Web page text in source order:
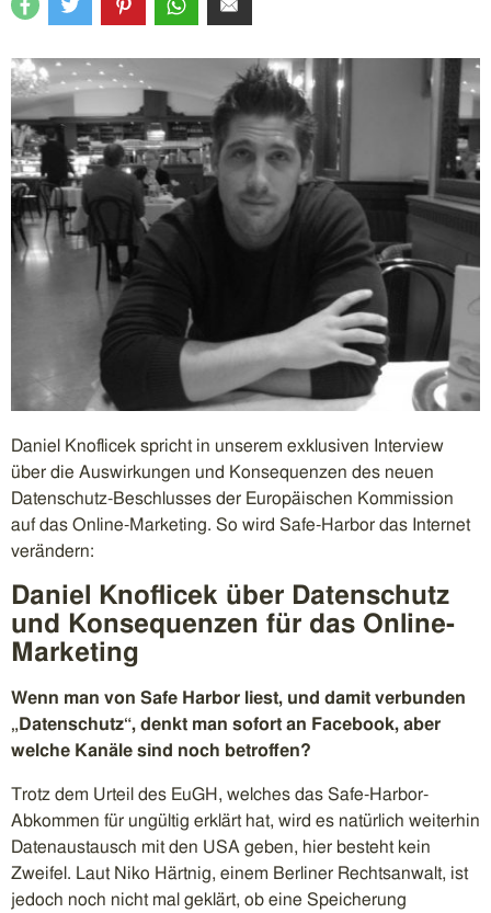
Daniel Knoflicek spricht in unserem exklusiven Interview
über die Auswirkungen und Konsequenzen des neuen
Datenschutz-Beschlusses der Europäischen Kommission
auf das Online-Marketing. So wird Safe-Harbor das Internet
verändern:
Daniel Knoflicek über Datenschutz
und Konsequenzen für das Online-
Marketing
Wenn man von Safe Harbor liest, und damit verbunden
„Datenschutz“, denkt man sofort an Facebook, aber
welche Kanäle sind noch betroffen?
Trotz dem Urteil des EuGH, welches das Safe-Harbor-
Abkommen für ungültig erklärt hat, wird es natürlich weiterhin
Datenaustausch mit den USA geben, hier besteht kein
Zweifel. Laut Niko Härtnig, einem Berliner Rechtsanwalt, ist
jedoch noch nicht mal geklärt, ob eine Speicherung